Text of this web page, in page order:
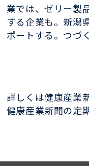
業では、ゼリー製
する企業も。新潟
ポートする。つづく
詳しくは健康産業
健康産業新聞の定